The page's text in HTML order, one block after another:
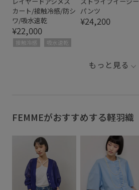
カート/接触冷感/防シ
ワ/吸水速乾
¥22,000
接触冷感 吸水速乾
パンツ
¥24,200
もっと見る
FEMMEがおすすめする軽羽織